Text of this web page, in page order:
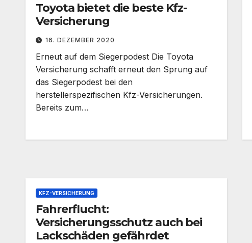
Toyota bietet die beste Kfz-
Versicherung
16. DEZEMBER 2020
Erneut auf dem Siegerpodest Die Toyota
Versicherung schafft erneut den Sprung auf
das Siegerpodest bei den
herstellerspezifischen Kfz-Versicherungen.
Bereits zum…
KFZ-VERSICHERUNG
Fahrerflucht:
Versicherungsschutz auch bei
Lackschäden gefährdet